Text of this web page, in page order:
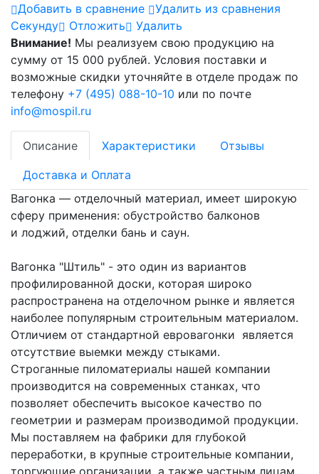
Добавить в сравнение
Удалить из сравнения
Cекунду
Отложить
Удалить
Внимание! Мы реализуем свою продукцию на
сумму от 15 000 рублей. Условия поставки и
возможные скидки уточняйте в отделе продаж по
телефону +7 (495) 088-10-10 или по почте
info@mospil.ru
Описание Характеристики Отзывы
Доставка и Оплата
Вагонка — отделочный материал, имеет широкую
сферу применения: обустройство балконов
и лоджий, отделки бань и саун.
Вагонка "Штиль" - это один из вариантов
профилированной доски, которая широко
распространена на отделочном рынке и является
наиболее популярным строительным материалом.
Отличием от стандартной евровагонки является
отсутствие выемки между стыками.
Строганные пиломатериалы нашей компании
производится на современных станках, что
позволяет обеспечить высокое качество по
геометрии и размерам производимой продукции.
Мы поставляем на фабрики для глубокой
переработки, в крупные строительные компании,
торгующие организации, а также частным лицам